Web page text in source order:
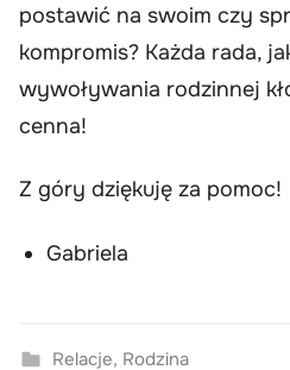
postawić na swoim czy
kompromis? Każda rada,
wywoływania rodzinnej
cenna!
Z góry dziękuję za pomoc!
Gabriela
Relacje, Rodzina